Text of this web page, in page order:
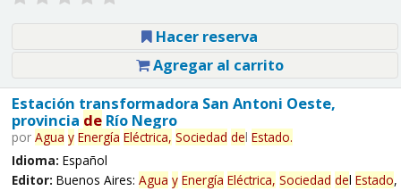
Hacer reserva
Agregar al carrito
Estación transformadora San Antoni Oeste,
provincia deRío Negro
por Agua y Energía Eléctrica, Sociedad del Estado.
Idioma: Español
Editor: Buenos Aires: Agua y Energía Eléctrica, Sociedad del Estado,